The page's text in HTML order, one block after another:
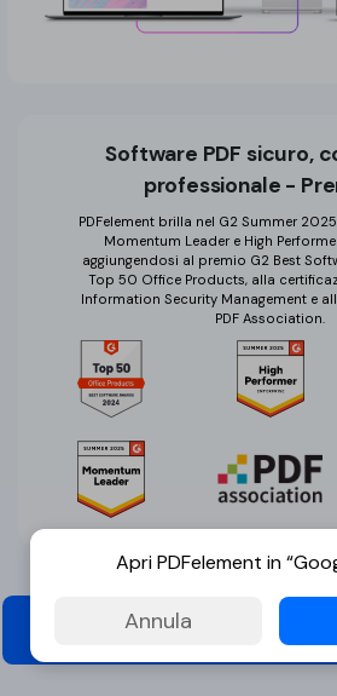
Software PDF sicuro,
professionale -
PDFelement brilla nel G2 Summer
Momentum Leader e High
aggiungendosi al premio G2 Best
Top 50 Office Products, alla
Information Security Management e
PDF Association.
Modifica PDF
Apri PDFelement in
Annula